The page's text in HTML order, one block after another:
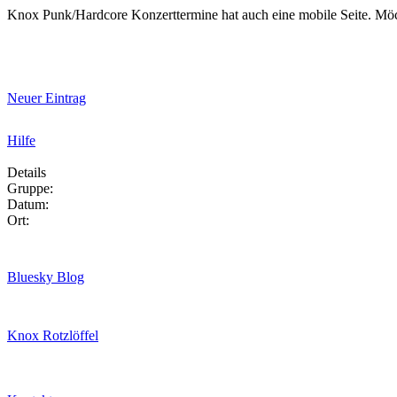
Knox Punk/Hardcore Konzerttermine hat auch eine mobile Seite.
Neuer Eintrag
Hilfe
Details
Gruppe:
Datum:
Ort:
Bluesky Blog
Knox Rotzlöffel